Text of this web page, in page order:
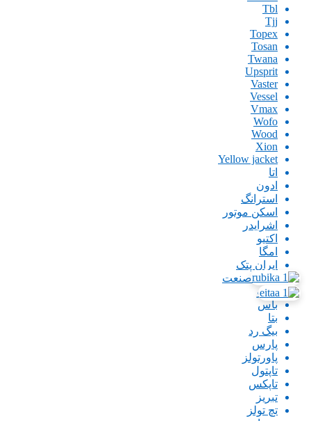
Tbl
Tjj
Topex
Tosan
Twana
Upsprit
Vaster
Vessel
Vmax
Wofo
Wood
Xion
Yellow jacket
اتا
ادون
استرانگ
اسکن موتور
اشرایدر
اکتیو
امگا
ایران پتک
ایران صنعت
اینگو
باس
بتا
بیگ رد
پارس
پاورتولز
تاپتول
تاپکس
تبریز
تچ تولز